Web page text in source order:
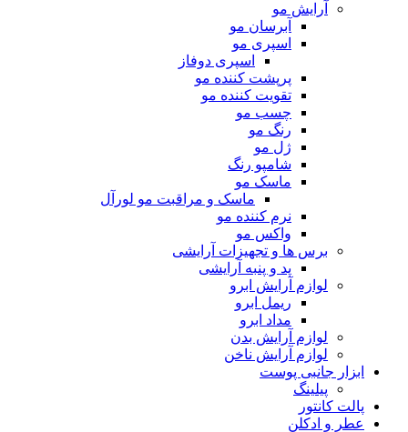
آرایش مو
آبرسان مو
اسپری مو
اسپری دوفاز
پرپشت کننده مو
تقویت کننده مو
چسب مو
رنگ مو
ژل مو
شامپو رنگ
ماسک مو
ماسک و مراقبت مو لورآل
نرم کننده مو
واکس مو
برس ها و تجهیزات آرایشی
پد و پنبه آرایشی
لوازم آرایش ابرو
ریمل ابرو
مداد ابرو
لوازم آرایش بدن
لوازم آرایش ناخن
ابزار جانبی پوست
پیلینگ
پالت کانتور
عطر و ادکلن